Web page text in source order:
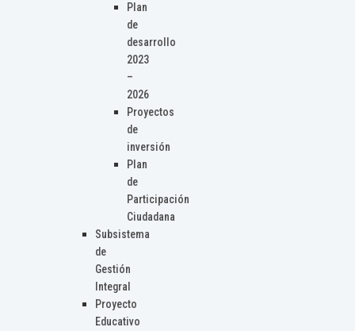
Plan
de
desarrollo
2023
–
2026
Proyectos
de
inversión
Plan
de
Participación
Ciudadana
Subsistema
de
Gestión
Integral
Proyecto
Educativo